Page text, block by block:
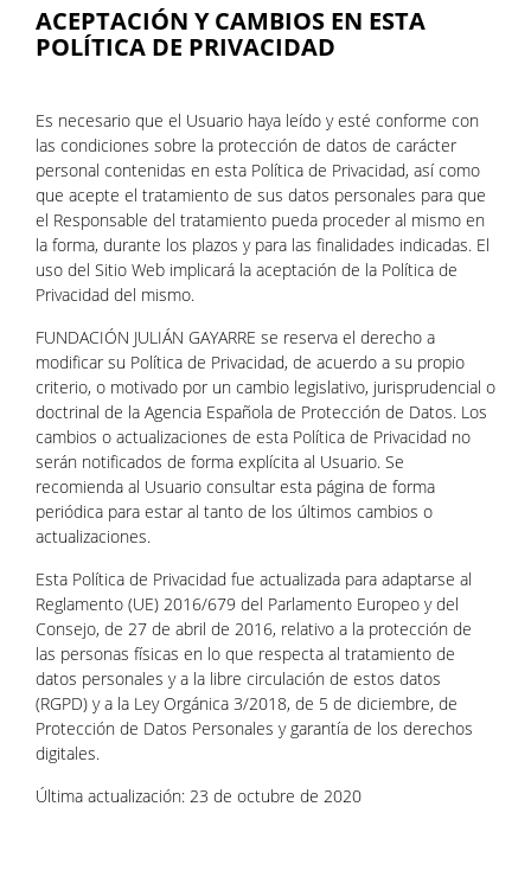
ACEPTACIÓN Y CAMBIOS EN ESTA
POLÍTICA DE PRIVACIDAD
Es necesario que el Usuario haya leído y esté conforme con
las condiciones sobre la protección de datos de carácter
personal contenidas en esta Política de Privacidad, así como
que acepte el tratamiento de sus datos personales para que
el Responsable del tratamiento pueda proceder al mismo en
la forma, durante los plazos y para las finalidades indicadas. El
uso del Sitio Web implicará la aceptación de la Política de
Privacidad del mismo.
FUNDACIÓN JULIÁN GAYARRE se reserva el derecho a
modificar su Política de Privacidad, de acuerdo a su propio
criterio, o motivado por un cambio legislativo, jurisprudencial o
doctrinal de la Agencia Española de Protección de Datos. Los
cambios o actualizaciones de esta Política de Privacidad no
serán notificados de forma explícita al Usuario. Se
recomienda al Usuario consultar esta página de forma
periódica para estar al tanto de los últimos cambios o
actualizaciones.
Esta Política de Privacidad fue actualizada para adaptarse al
Reglamento (UE) 2016/679 del Parlamento Europeo y del
Consejo, de 27 de abril de 2016, relativo a la protección de
las personas físicas en lo que respecta al tratamiento de
datos personales y a la libre circulación de estos datos
(RGPD) y a la Ley Orgánica 3/2018, de 5 de diciembre, de
Protección de Datos Personales y garantía de los derechos
digitales.
Última actualización: 23 de octubre de 2020